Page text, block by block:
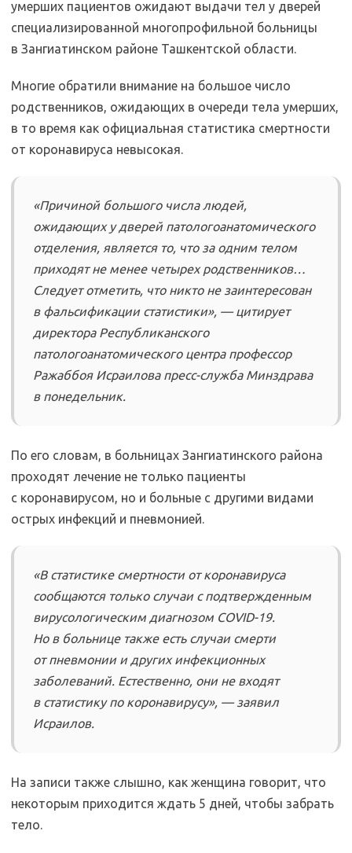
умерших пациентов ожидают выдачи тел у дверей
специализированной многопрофильной больницы
в Зангиатинском районе Ташкентской области.
Многие обратили внимание на большое число
родственников, ожидающих в очереди тела умерших,
в то время как официальная статистика смертности
от коронавируса невысокая.
«Причиной большого числа людей,
ожидающих у дверей патологоанатомического
отделения, является то, что за одним телом
приходят не менее четырех родственников…
Следует отметить, что никто не заинтересован
в фальсификации статистики», — цитирует
директора Республиканского
патологоанатомического центра профессор
Ражаббоя Исраилова пресс-служба Минздрава
в понедельник.
По его словам, в больницах Зангиатинского района
проходят лечение не только пациенты
с коронавирусом, но и больные с другими видами
острых инфекций и пневмонией.
«В статистике смертности от коронавируса
сообщаются только случаи с подтвержденным
вирусологическим диагнозом COVID-19.
Но в больнице также есть случаи смерти
от пневмонии и других инфекционных
заболеваний. Естественно, они не входят
в статистику по коронавирусу», — заявил
Исраилов.
На записи также слышно, как женщина говорит, что
некоторым приходится ждать 5 дней, чтобы забрать
тело.